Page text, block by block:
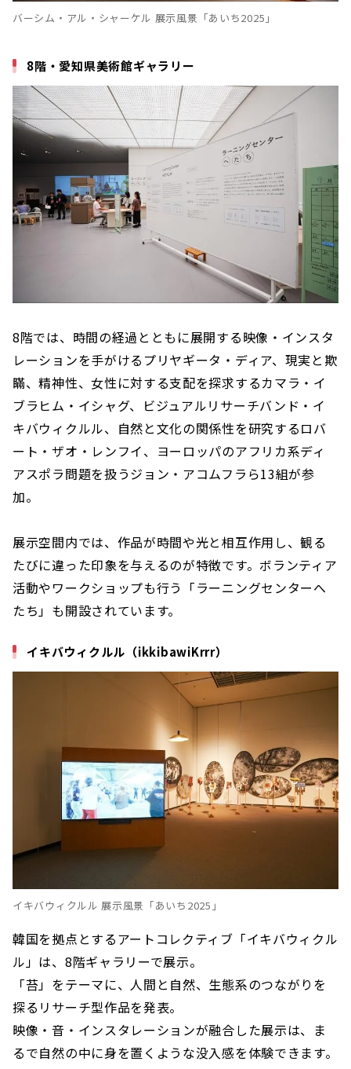
バーシム・アル・シャーケル 展示風景「あいち2025」
8階・愛知県美術館ギャラリー
8階では、時間の経過とともに展開する映像・インスタ
レーションを手がけるプリヤギータ・ディア、現実と欺
瞞、精神性、女性に対する支配を探求するカマラ・イ
ブラヒム・イシャグ、ビジュアルリサーチバンド・イ
キバウィクルル、自然と文化の関係性を研究するロバ
ート・ザオ・レンフイ、ヨーロッパのアフリカ系ディ
アスポラ問題を扱うジョン・アコムフラら13組が参
加。
展示空間内では、作品が時間や光と相互作用し、観る
たびに違った印象を与えるのが特徴です。ボランティア
活動やワークショップも行う「ラーニングセンターへ
たち」も開設されています。
イキバウィクルル（ikkibawiKrrr）
イキバウィクルル 展示風景「あいち2025」
韓国を拠点とするアートコレクティブ「イキバウィクル
ル」は、8階ギャラリーで展示。
「苔」をテーマに、人間と自然、生態系のつながりを
探るリサーチ型作品を発表。
映像・音・インスタレーションが融合した展示は、ま
るで自然の中に身を置くような没入感を体験できます。